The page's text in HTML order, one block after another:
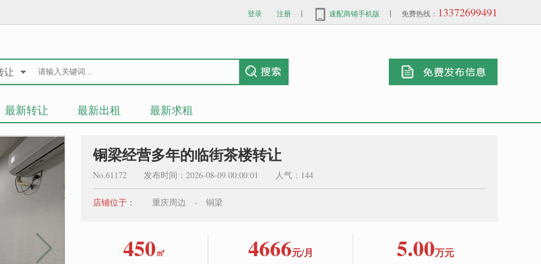
登录 注册 丨 速配商铺手机版 丨 免费热线： 13372699491
让
最新转让 最新出租 最新求租
铜梁经营多年的临街茶楼转让
No.61172 发布时间：2026-08-09 00:00:01 人气：144
店铺位于： 重庆周边 - 铜梁
450㎡ 4666元/月 5.00万元